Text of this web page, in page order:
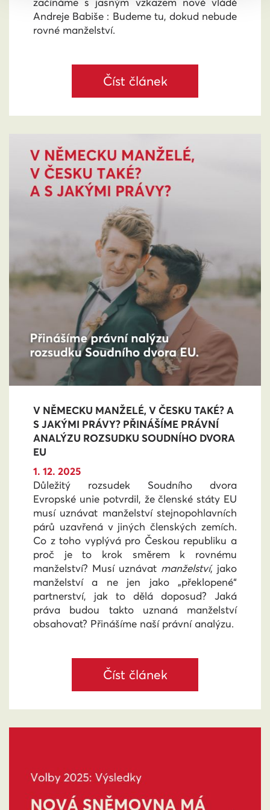
Andreje Babiše : Budeme tu, dokud nebude
rovné manželství.
Číst článek
V NĚMECKU MANŽELÉ, V ČESKU TAKÉ? A
S JAKÝMI PRÁVY? PŘINÁŠÍME PRÁVNÍ
ANALÝZU ROZSUDKU SOUDNÍHO DVORA
EU
1. 12. 2025
Důležitý rozsudek Soudního dvora
Evropské unie potvrdil, že členské státy EU
musí uznávat manželství stejnopohlavních
párů uzavřená v jiných členských zemích.
Co z toho vyplývá pro Českou republiku a
proč je to krok směrem k rovnému
manželství? Musí uznávat manželství, jako
manželství a ne jen jako „překlopené“
partnerství, jak to dělá doposud? Jaká
práva budou takto uznaná manželství
obsahovat? Přinášíme naší právní analýzu.
Číst článek